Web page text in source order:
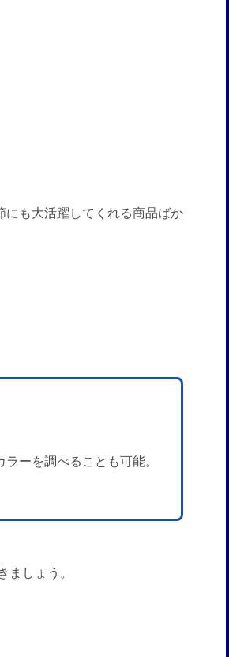
にも大活躍してくれる商品ばか
ーを調べることも可能。
ましょう。